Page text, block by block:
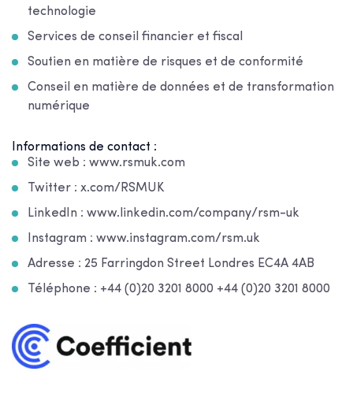
technologie
Services de conseil financier et fiscal
Soutien en matière de risques et de conformité
Conseil en matière de données et de transformation
numérique
Informations de contact :
Site web : www.rsmuk.com
Twitter : x.com/RSMUK
LinkedIn : www.linkedin.com/company/rsm-uk
Instagram : www.instagram.com/rsm.uk
Adresse : 25 Farringdon Street Londres EC4A 4AB
Téléphone : +44 (0)20 3201 8000 +44 (0)20 3201 8000